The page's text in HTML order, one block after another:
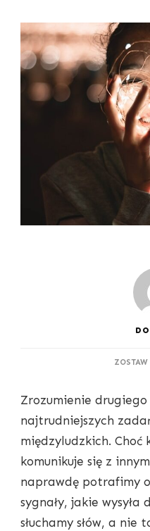
Zrozumienie
najtrudniejszych
międzyludzkich. Choć
komunikuje się z
naprawdę potrafimy
sygnały, jakie wysyła
słuchamy słów, a nie